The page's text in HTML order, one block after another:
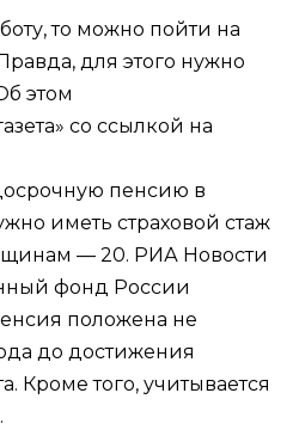
то можно пойти на
для этого нужно
этом
со ссылкой на
пенсию в
иметь страховой стаж
— 20. РИА Новости
фонд России
положена не
до достижения
Кроме того, учитывается